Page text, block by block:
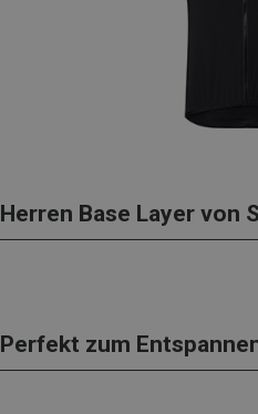
Herren Base Layer von
Perfekt zum